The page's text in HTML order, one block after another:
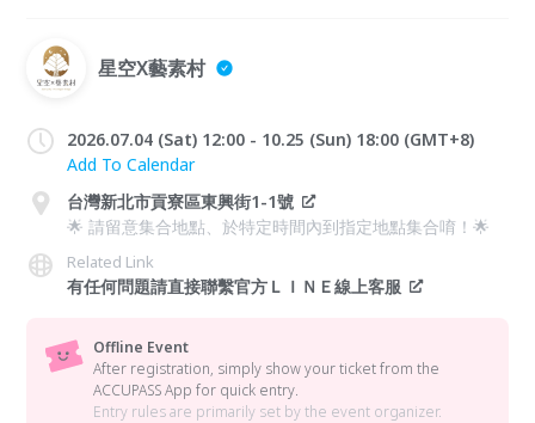
星空X藝素村
2026.07.04 (Sat) 12:00 - 10.25 (Sun) 18:00 (GMT+8)
Add To Calendar
台灣新北市貢寮區東興街1-1號
🌟 請留意集合地點、於特定時間內到指定地點集合唷！🌟
Related Link
有任何問題請直接聯繫官方ＬＩＮＥ線上客服
Offline Event
After registration, simply show your ticket from the
ACCUPASS App for quick entry.
Entry rules are primarily set by the event organizer.